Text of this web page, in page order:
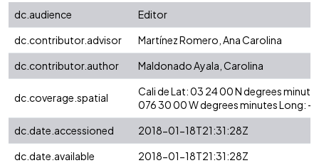
dc.audience
Editor
dc.contributor.advisor
Martínez Romero, Ana Carolina
dc.contributor.author
Maldonado Ayala, Carolina
dc.coverage.spatial
Cali de Lat: 03 24 00 N degrees
076 30 00 W degrees minutes Long:
dc.date.accessioned
2018-01-18T21:31:28Z
dc.date.available
2018-01-18T21:31:28Z